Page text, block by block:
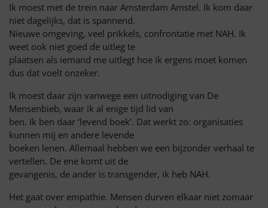
Ik moest met de trein naar Amsterdam Amstel. Ik kom daar
niet dagelijks, dat is spannend.
Nieuwe omgeving, veel prikkels, confrontatie met NAH. Ik
weet ook niet goed de uitleg te
plaatsen als iemand me uitlegt hoe ik ergens moet komen
dus dat voelt onzeker.
Ik moest daar zijn vanwege een uitnodiging van De
Mensenbieb, waar ik al enige tijd lid van
ben. Ik ben daar ‘levend boek’. Dat werkt zo: organisaties
kunnen mij en andere levende
boeken lenen. Allemaal hebben we een bijzonder verhaal te
vertellen. De ene komt uit de
gevangenis, de ander is transgender, ik heb NAH.
Het gaat over empathie. Mensen durven elkaar niet zomaar